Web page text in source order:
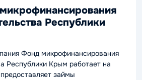
Республики
Фонд микрофинансирования
Республики Крым работает на
займы